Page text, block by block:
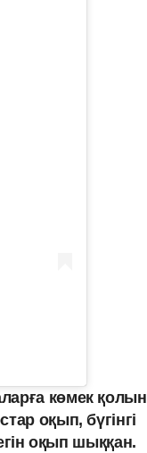
көмек қолын
оқып, бүгінгі
оқып шыққан.